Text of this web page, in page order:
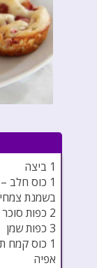
1 ביצה
1 כוס
בשמנת
2 כפות סוכר
3 כפות שמן
אפיה